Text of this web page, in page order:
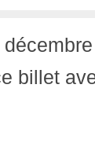
billet